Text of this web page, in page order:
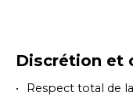
Discrétion et
Respect total de